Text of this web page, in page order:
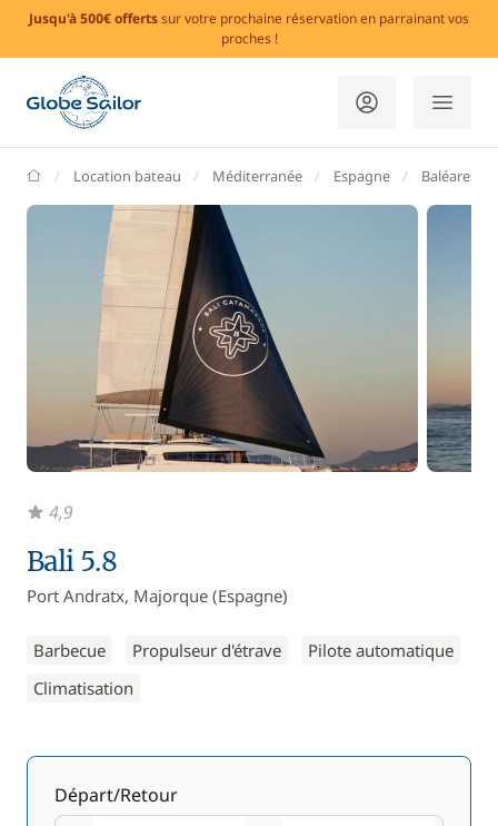
Jusqu'à 500€ offertssur votre prochaine réservation en parrainant vos
proches !
GlobeSailor
Location bateau Méditerranée Espagne Baléares
Bali 5.8
Port Andratx, Majorque (Espagne)
Barbecue Propulseur d'étrave
Pilote automatique
Climatisation
4,9
Départ/Retour